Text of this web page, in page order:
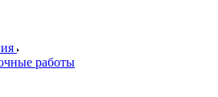
работы